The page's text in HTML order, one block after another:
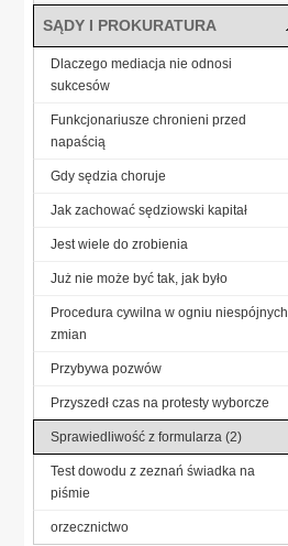
SĄDY I PROKURATURA
Dlaczego mediacja nie odnosi
sukcesów
Funkcjonariusze chronieni przed
napaścią
Gdy sędzia choruje
Jak zachować sędziowski kapitał
Jest wiele do zrobienia
Już nie może być tak, jak było
Procedura cywilna w ogniu niespójnych
zmian
Przybywa pozwów
Przyszedł czas na protesty wyborcze
Sprawiedliwość z formularza (2)
Test dowodu z zeznań świadka na
piśmie
orzecznictwo